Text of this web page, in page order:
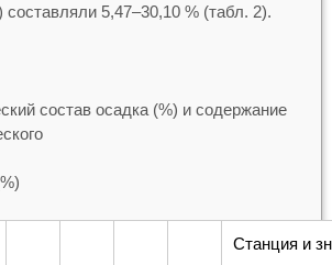
составляли 5,47–30,10 % (табл. 2).
состав осадка (%) и содержание
Станция и